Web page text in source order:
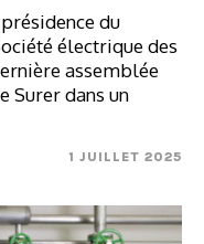
du
électrique des
assemblée
Surer dans un
1 JUILLET 2025